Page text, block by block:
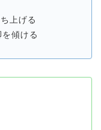
上げる
傾ける